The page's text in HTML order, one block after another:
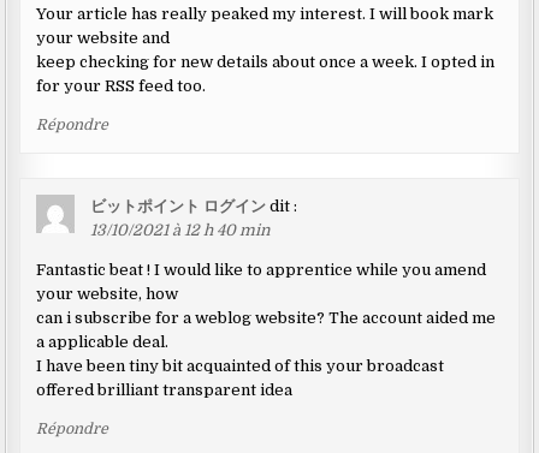
Your article has really peaked my interest. I will book mark
your website and
keep checking for new details about once a week. I opted in
for your RSS feed too.
Répondre
ビットポイント ログイン dit :
13/10/2021 à 12 h 40 min
Fantastic beat ! I would like to apprentice while you amend
your website, how
can i subscribe for a weblog website? The account aided me
a applicable deal.
I have been tiny bit acquainted of this your broadcast
offered brilliant transparent idea
Répondre